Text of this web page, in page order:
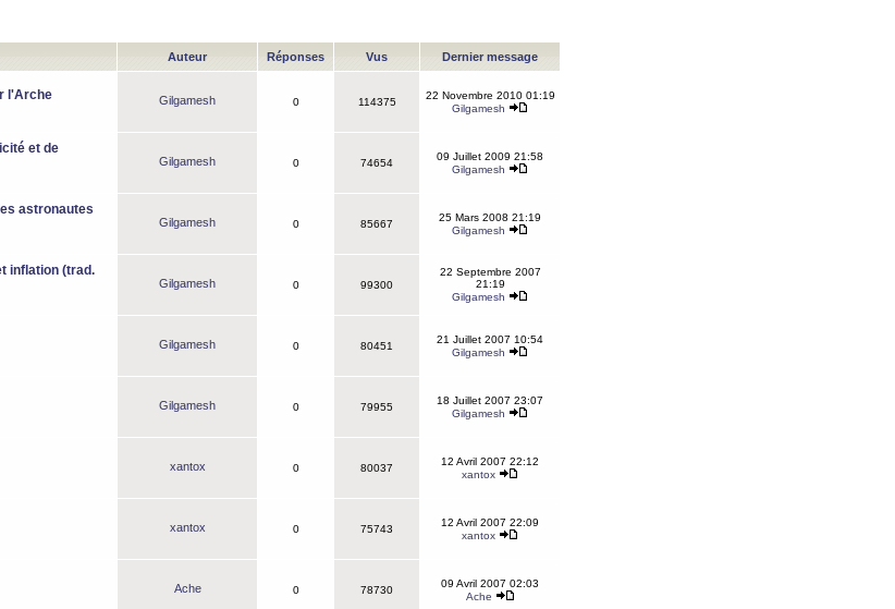
Auteur Réponses Vus Dernier message
l'Arche Gilgamesh 0 114375
22 Novembre 2010 01:19
Gilgamesh
et de
Gilgamesh 0 74654
09 Juillet 2009 21:58
Gilgamesh
astronautes
Gilgamesh 0 85667
25 Mars 2008 21:19
Gilgamesh
inflation (trad.
Gilgamesh 0 99300
22 Septembre 2007
21:19
Gilgamesh
Gilgamesh 0 80451
21 Juillet 2007 10:54
Gilgamesh
Gilgamesh 0 79955
18 Juillet 2007 23:07
Gilgamesh
xantox 0 80037
12 Avril 2007 22:12
xantox
xantox 0 75743
12 Avril 2007 22:09
xantox
Ache 0 78730
09 Avril 2007 02:03
Ache